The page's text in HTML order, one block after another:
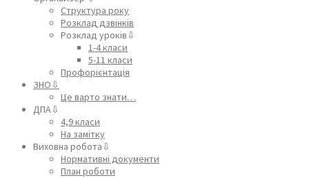
Структура року
Розклад дзвінків
Розклад уроків⇩
1-4 класи
5-11 класи
Профорієнтація
ЗНО⇩
Це варто знати…
ДПА⇩
4,9 класи
На замітку
Виховна робота⇩
Нормативні документи
План роботи